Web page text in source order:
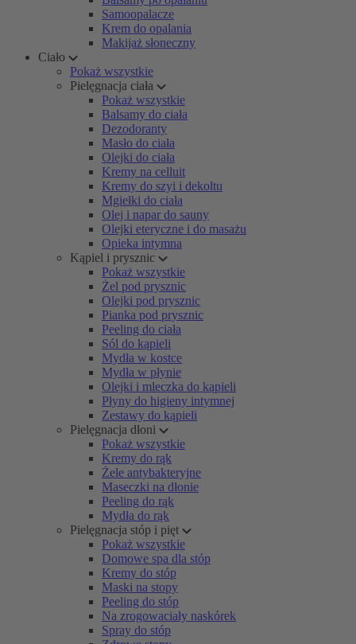
Samoopalacze
Krem do opalania
Makijaż słoneczny
Ciało
Pokaż wszystkie
Pielęgnacja ciała
Pokaż wszystkie
Balsamy do ciała
Dezodoranty
Masło do ciała
Olejki do ciała
Kremy na celluit
Kremy do szyi i dekoltu
Mgiełki do ciała
Olej i napar do sauny
Olejki eteryczne i do masażu
Opieka intymna
Kąpiel i prysznic
Pokaż wszystkie
Żel pod prysznic
Olejki pod prysznic
Pianka pod prysznic
Peeling do ciała
Sól do kąpieli
Mydła w kostce
Mydła w płynie
Olejki i mleczka do kąpieli
Płyny do higieny intymnej
Zestawy do kąpieli
Pielęgnacja dłoni
Pokaż wszystkie
Kremy do rąk
Żele antybakteryjne
Maseczki na dłonie
Peeling do rąk
Mydła do rąk
Pielęgnacja stóp i pięt
Pokaż wszystkie
Domowe spa dla stóp
Kremy do stóp
Maski na stopy
Peeling do stóp
Na zrogowaciały naskórek
Spray do stóp